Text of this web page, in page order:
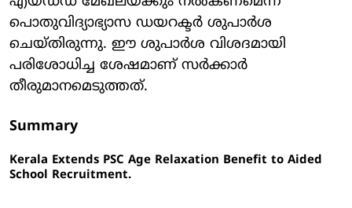
പൊതുവിദ്യാഭ്യാസ ഡയറക്ടര്‍ ശുപാര്‍ശ
ചെയ്തിരുന്നു. ഈ ശുപാർശ വിശദമായി
പരിശോധിച്ച ശേഷമാണ് സർക്കാർ
തീരുമാനമെടുത്തത്.
Summary
Kerala Extends PSC Age Relaxation Benefit to Aided
School Recruitment.